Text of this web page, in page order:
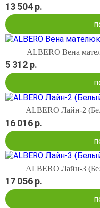
13 504 р.
ALBERO Вена
5 312 р.
ALBERO Лайн-2
16 016 р.
ALBERO Лайн-3
17 056 р.